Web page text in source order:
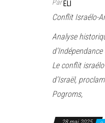
ParELI
Conflit Israélo-
Analyse
Le conflit
d’Israël,
Pogroms,